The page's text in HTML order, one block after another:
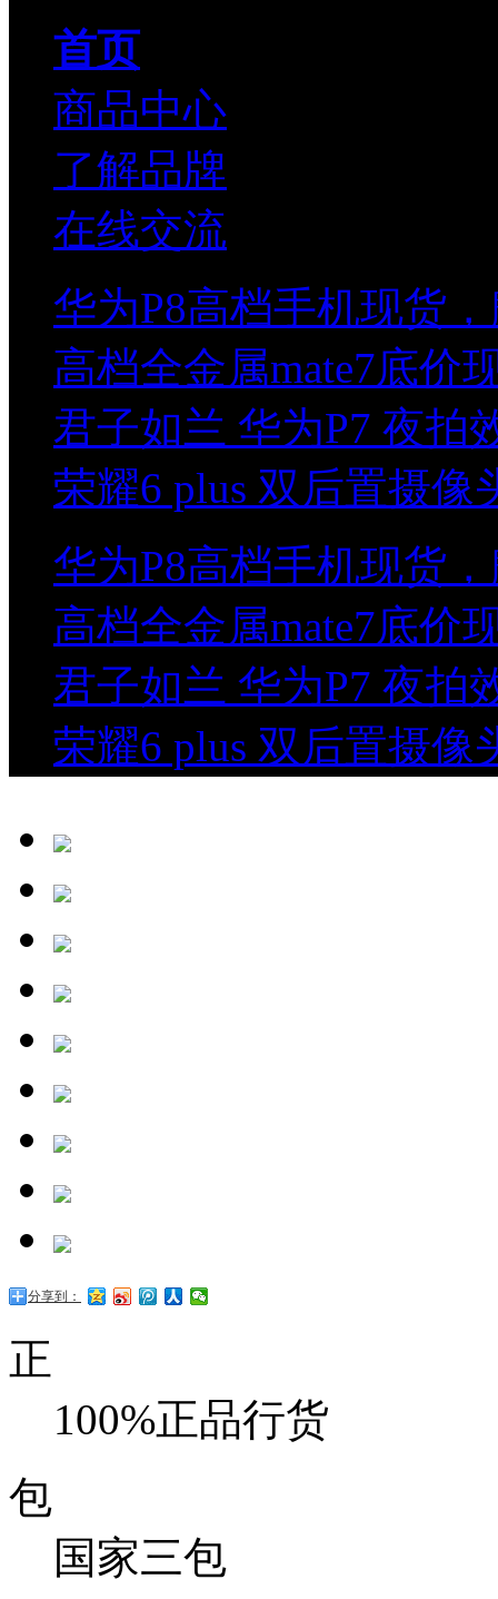
首页
商品中心
了解品牌
在线交流
华为P8高档手机现货
高档全金属mate7底价
君子如兰 华为P7 夜拍
荣耀6 plus 双后置摄像
华为P8高档手机现货
高档全金属mate7底价
君子如兰 华为P7 夜拍
荣耀6 plus 双后置摄像
分享到：
正
100%正品行货
包
国家三包